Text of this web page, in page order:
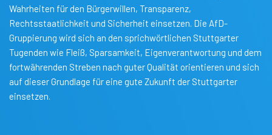
Wahrheiten für den Bürgerwillen, Transparenz,
Rechtsstaatlichkeit und Sicherheit einsetzen. Die AfD-
Gruppierung wird sich an den sprichwörtlichen Stuttgarter
Tugenden wie Fleiß, Sparsamkeit, Eigenverantwortung und dem
fortwährenden Streben nach guter Qualität orientieren und sich
auf dieser Grundlage für eine gute Zukunft der Stuttgarter
einsetzen.